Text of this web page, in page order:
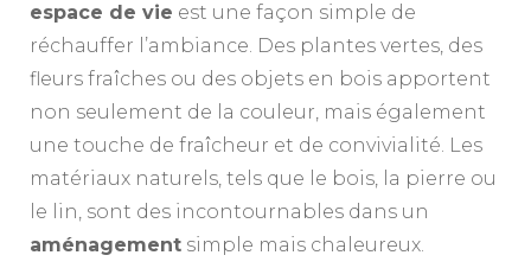
espace de vie est une façon simple de
réchauffer l’ambiance. Des plantes vertes, des
fleurs fraîches ou des objets en bois apportent
non seulement de la couleur, mais également
une touche de fraîcheur et de convivialité. Les
matériaux naturels, tels que le bois, la pierre ou
le lin, sont des incontournables dans un
aménagement simple mais chaleureux.